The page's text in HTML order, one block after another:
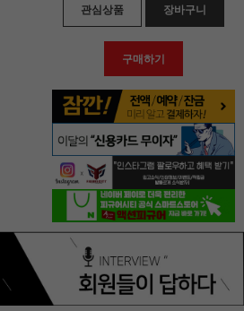
관심상품 장바구니
구매하기